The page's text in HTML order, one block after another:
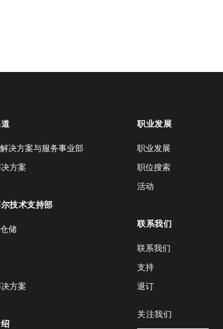
决方案与服务事业部
方案
技术支持部
储
方案
职业发展
职业发展
职位搜索
活动
联系我们
联系我们
支持
退订
关注我们